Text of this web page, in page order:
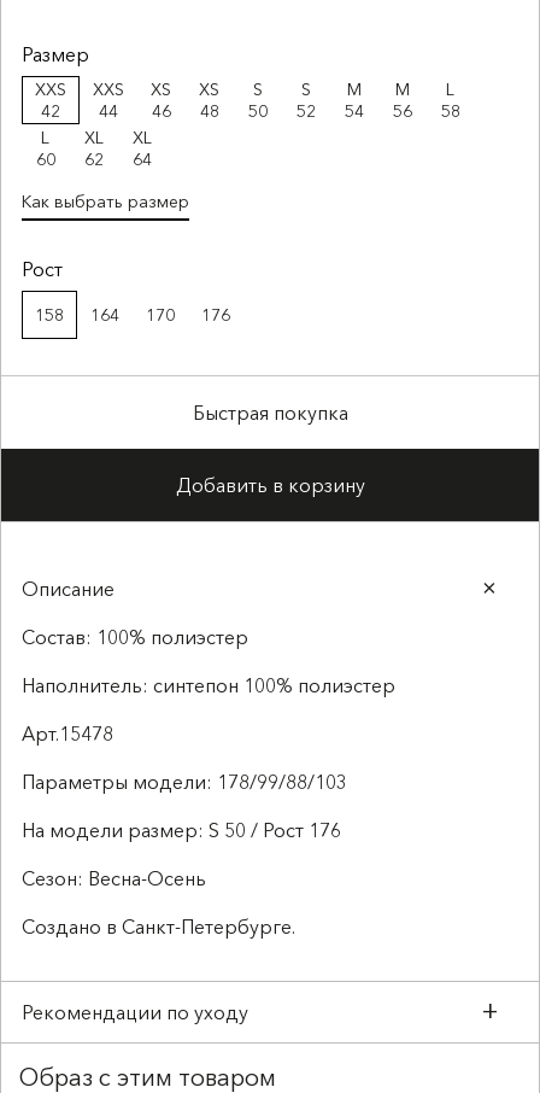
Размер
XXS
42
XXS
44
XS
46
XS
48
S
50
S
52
M
54
M
56
L
58
L
60
XL
62
XL
64
Как выбрать размер
Рост
158 164 170 176
Быстрая покупка
Добавить в корзину
Описание
Состав: 100% полиэстер
Наполнитель: синтепон 100% полиэстер
Арт.15478
Параметры модели: 178/99/88/103
На модели размер: S 50 / Рост 176
Сезон: Весна-Осень
Создано в Санкт-Петербурге.
Рекомендации по уходу
Образ с этим товаром